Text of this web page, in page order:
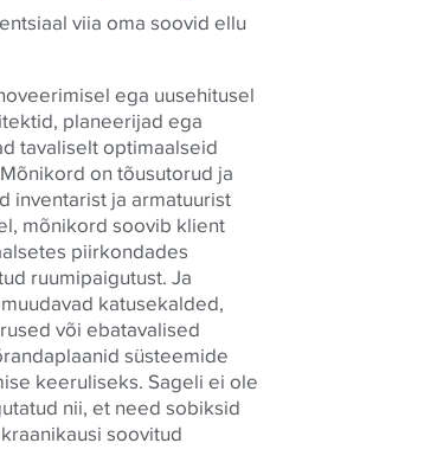
viia oma soovid ellu
ega uusehitusel
planeerijad ega
tavaliselt optimaalseid
on tõusutorud ja
inventarist ja armatuurist
mõnikord soovib klient
piirkondades
ruumipaigutust. Ja
katusekalded,
või ebatavalised
süsteemide
keeruliseks. Sageli ei ole
nii, et need sobiksid
soovitud